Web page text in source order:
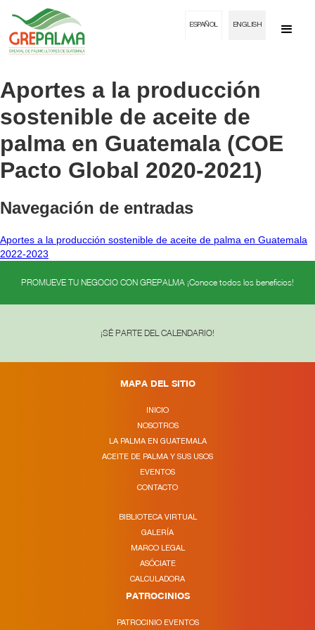
ESPAÑOL ENGLISH
Aportes a la producción
sostenible de aceite de
palma en Guatemala (COE
Pacto Global 2020-2021)
Navegación de entradas
Aportes a la producción sostenible de aceite de palma en Guatemala
2022-2023
PROMUEVE TU NEGOCIO CON GREPALMA ¡Conoce todos los beneficios!
¡SÉ PARTE DEL CALENDARIO!
MAPA DEL SITIO
INICIO
NOSOTROS
LA PALMA EN GUATEMALA
ACEITE DE PALMA Y SUS USOS
EVENTOS
CONTACTO
BIBLIOTECA VIRTUAL
GALERÍA
MARCO LEGAL
ASÓCIATE
CALCULADORA
PATROCINIOS
PATROCINIO EVENTOS